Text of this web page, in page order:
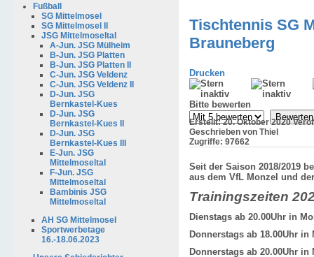
Tischtennis SG
Brauneberg
Drucken
Bitte bewerten
Erstellt: 20. Oktober 2020
Geschrieben von Thiel
Zugriffe: 97662
Seit der Saison 2018/2019
aus dem VfL Monzel und
Trainingszeiten
Dienstags ab 20.00Uhr in
Donnerstags ab 18.00Uhr in
Donnerstags ab 20.00Uhr in
Fußball
SG Mittelmosel
SG Mittelmosel II
JSG Mittelmoseltal
A-Jun. JSG Mülheim
B-Jun. JSG Platten
B-Jun. JSG Platten II
C-Jun. JSG Veldenz
C-Jun. JSG Veldenz II
D-Jun. JSG
Bernkastel-Kues
D-Jun. JSG
Bernkastel-Kues II
D-Jun. JSG
Bernkastel-Kues III
E-Jun. JSG
Mittelmoseltal
F-Jun. JSG
Mittelmoseltal
Bambinis JSG
Mittelmoseltal
AH SG Mittelmosel
Sportwerbetage
16.-18.06.2023